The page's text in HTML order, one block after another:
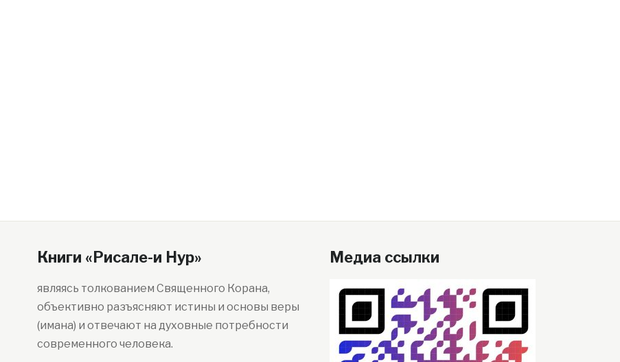
Книги «Рисале-и Нур»
являясь толкованием Священного Корана,
объективно разъясняют истины и основы веры
(имана) и отвечают на духовные потребности
современного человека.
Медиа ссылки